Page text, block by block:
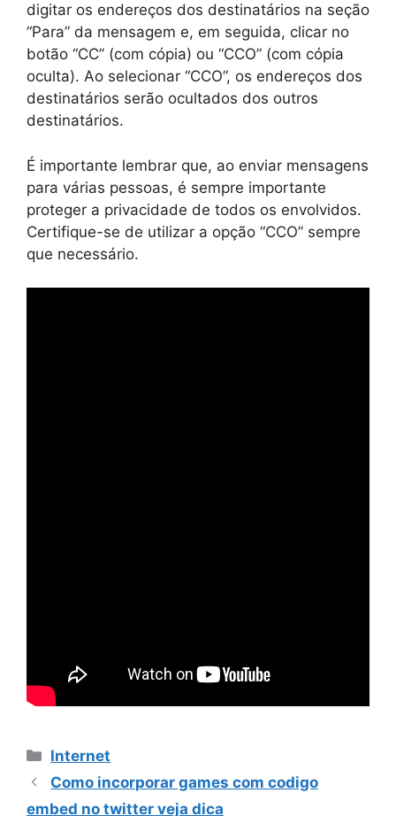
digitar os endereços dos destinatários na seção
“Para” da mensagem e, em seguida, clicar no
botão “CC” (com cópia) ou “CCO” (com cópia
oculta). Ao selecionar “CCO”, os endereços dos
destinatários serão ocultados dos outros
destinatários.
É importante lembrar que, ao enviar mensagens
para várias pessoas, é sempre importante
proteger a privacidade de todos os envolvidos.
Certifique-se de utilizar a opção “CCO” sempre
que necessário.
Categorias
Internet
Como incorporar games com codigo
embed no twitter veja dica